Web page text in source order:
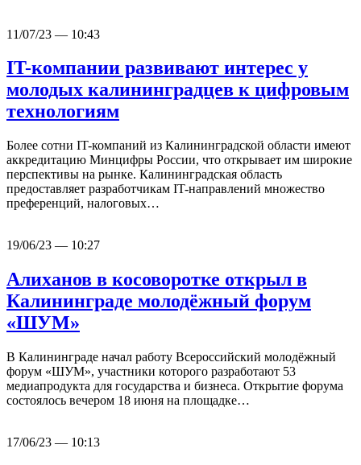
11/07/23 — 10:43
IT-компании развивают интерес у
молодых калининградцев к цифровым
технологиям
Более сотни IT-компаний из Калининградской области имеют
аккредитацию Минцифры России, что открывает им широкие
перспективы на рынке. Калининградская область
предоставляет разработчикам IT-направлений множество
преференций, налоговых…
19/06/23 — 10:27
Алиханов в косоворотке открыл в
Калининграде молодёжный форум
«ШУМ»
В Калининграде начал работу Всероссийский молодёжный
форум «ШУМ», участники которого разработают 53
медиапродукта для государства и бизнеса. Открытие форума
состоялось вечером 18 июня на площадке…
17/06/23 — 10:13